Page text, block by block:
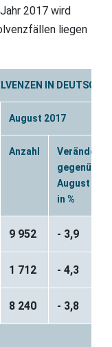
2017 wird
liegen
IN
August 2017
Anzahl
gegenüber
August
in %
9 952 - 3,9
1 712 - 4,3
8 240 - 3,8